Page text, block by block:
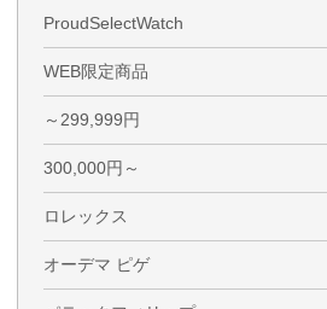
ProudSelectWatch
WEB限定商品
～299,999円
300,000円～
ロレックス
オーデマ ピゲ